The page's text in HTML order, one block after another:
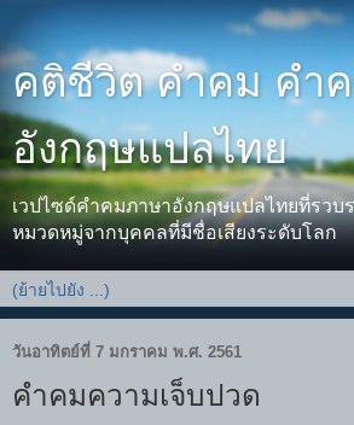
คติชีวิต คำคม คำ
อังกฤษแปลไทย
เวปไซด์คำคมภาษาอังกฤษแปลไทยที่รว
หมวดหมู่จากบุคคลที่มีชื่อเสียงระดับโลก
วันอาทิตย์ที่ 7 มกราคม พ.ศ. 2561
คำคมความเจ็บปวด